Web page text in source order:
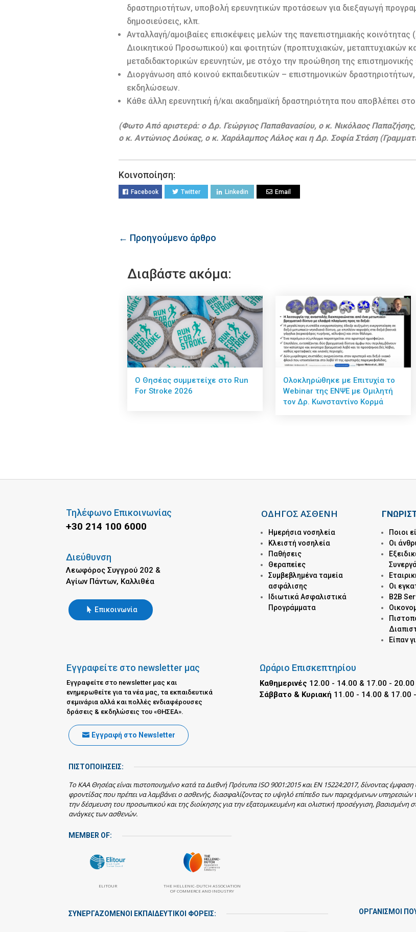
δραστηριοτήτων, υποβολή ερευνητικών προτάσεων για διεξαγωγή
δημοσιεύσεις, κλπ.
Ανταλλαγή/αμοιβαίες επισκέψεις μελών της πανεπιστημιακής
Διοικητικού Προσωπικού) και φοιτητών (προπτυχιακών, μεταπτυχιακών
μεταδιδακτορικών ερευνητών, με στόχο την προώθηση της επιστημονικής
Διοργάνωση από κοινού εκπαιδευτικών – επιστημονικών
εκδηλώσεων.
Κάθε άλλη ερευνητική ή/και ακαδημαϊκή δραστηριότητα που αποβλέπει
(Φωτο Από αριστερά: ο Δρ. Γεώργιος Παπαθανασίου, ο κ. Νικόλαος
ο κ. Αντώνιος Δούκας, ο κ. Χαράλαμπος Λάλος και η Δρ. Σοφία Στάση
Κοινοποίηση:
Facebook Twitter Linkedin Email
← Προηγούμενο άρθρο
Διαβάστε ακόμα:
Ο Θησέας συμμετείχε στο Run
For Stroke 2026
Ολοκληρώθηκε με Επιτυχία το
Webinar της ΕΝΨΕ με Ομιλητή
τον Δρ. Κωνσταντίνο Κορμά
Τηλέφωνο Επικοινωνίας
+30 214 100 6000
Διεύθυνση
Λεωφόρος Συγγρού 202 &
Αγίων Πάντων, Καλλιθέα
Επικοινωνία
ΟΔΗΓΟΣ ΑΣΘΕΝΗ
Ημερήσια νοσηλεία
Kλειστή νοσηλεία
Παθήσεις
Θεραπείες
Συμβεβλημένα ταμεία
ασφάλισης
Ιδιωτικά Ασφαλιστικά
Προγράμματα
Ποιοι
Οι
Οι
B2B
Είπαν
Εγγραφείτε στο newsletter μας
Εγγραφείτε στο newsletter μας και
ενημερωθείτε για τα νέα μας, τα εκπαιδευτικά
σεμινάρια αλλά και πολλές ενδιαφέρουσες
δράσεις & εκδηλώσεις του «ΘΗΣΕΑ».
Εγγραφή στο Newsletter
Ωράριο Επισκεπτηρίου
Καθημερινές 12.00 - 14.00 & 17.00 - 20.00
Σάββατο & Κυριακή 11.00 - 14.00 & 17.00
ΠΙΣΤΟΠΟΙΗΣΕΙΣ:
Το ΚΑΑ Θησέας είναι πιστοποιημένο κατά τα Διεθνή Πρότυπα ISO 9001:2015 και EN 15224:2017, δίνοντας
φροντίδας που πρέπει να λαμβάνει ο ασθενής, διασφαλίζοντας το υψηλό επίπεδο των παρεχόμενων υπηρεσιών
την δέσμευση του προσωπικού και της διοίκησης για την εξατομικευμένη και ολιστική προσέγγιση, βασισμένη
ανάγκες των ασθενών.
MEMBER OF:
ELITOUR
THE HELLENIC-DUTCH ASSOCIATION
OF COMMERCE AND INDUSTRY
ΣΥΝΕΡΓΑΖΌΜΕΝΟΙ ΕΚΠΑΙΔΕΥΤΙΚΟΊ ΦΟΡΕΊΣ: ΟΡΓΑΝΙΣΜΟΙ